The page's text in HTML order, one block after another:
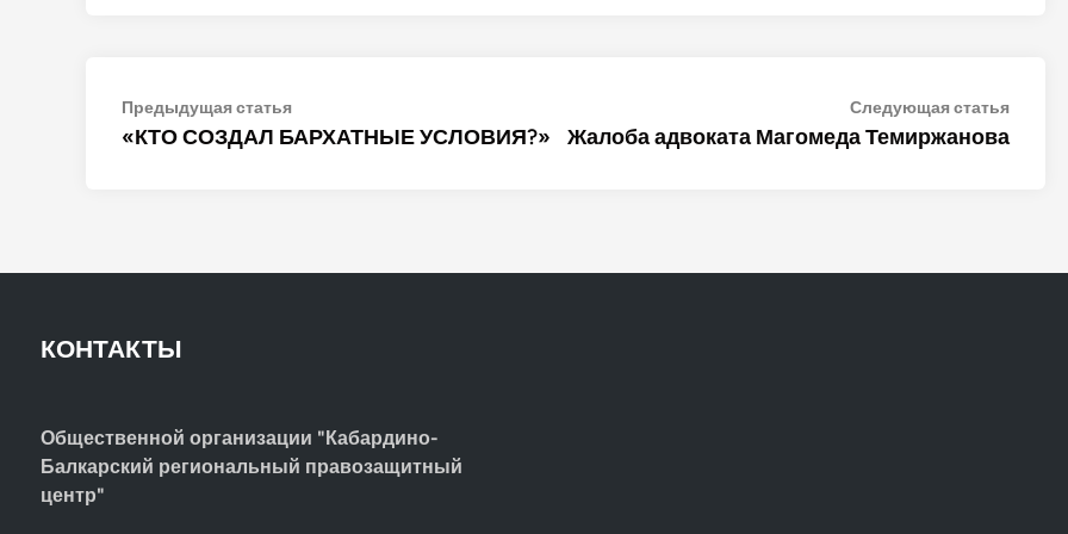
Навигация
по
Предыдущая статьяПредыдущая
статья:
«КТО СОЗДАЛ БАРХАТНЫЕ УСЛОВИЯ?»
Следующая статья
Жалоба адвоката Магомеда Темиржанова
КОНТАКТЫ
Общественной организации "Кабардино-
Балкарский региональный правозащитный
центр"